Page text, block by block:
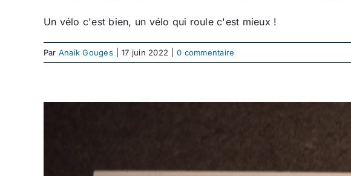
Un vélo c'est bien, un vélo qui roule c'est mieux !
Par Anaik Gouges 17 juin 2022 0 commentaire